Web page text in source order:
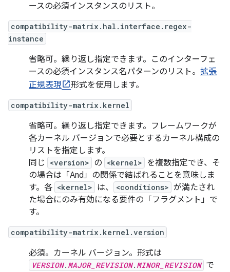
ースの必須インスタンスのリスト。
compatibility-matrix.hal.interface.regex-
instance
省略可。繰り返し指定できます。このインターフェ
ースの必須インスタンス名パターンのリスト。 拡張
正規表現
形式を使用します。
compatibility-matrix.kernel
省略可。繰り返し指定できます。フレームワークが
各カーネル バージョンで必要とするカーネル構成の
リストを指定します。
同じ
<version> の <kernel> を複数指定でき、そ
の場合は「And」の関係で結ばれることを意味しま
す。各 <kernel> は、 <conditions> が満たされ
た場合にのみ有効になる要件の「フラグメント」で
す。
compatibility-matrix.kernel.version
必須。カーネル バージョン。形式は
VERSION. MAJOR_REVISION. MINOR_REVISION で